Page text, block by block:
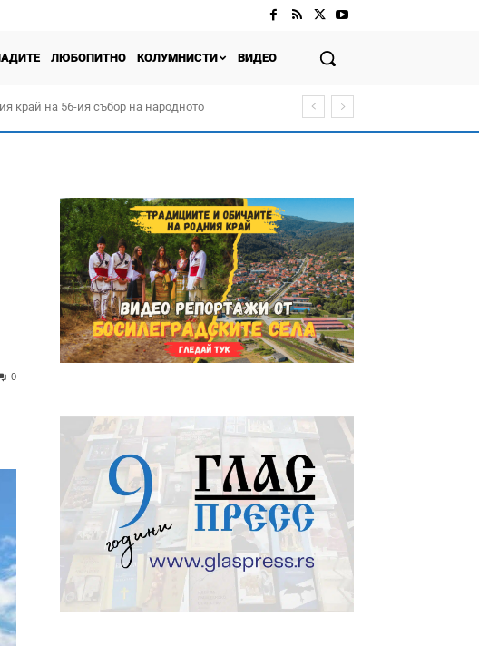
ЛЮБОПИТНО КОЛУМНИСТИ ВИДЕО
край на 56-ия събор на народното
0